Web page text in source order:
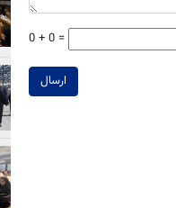
0 + 0 =
ارسال